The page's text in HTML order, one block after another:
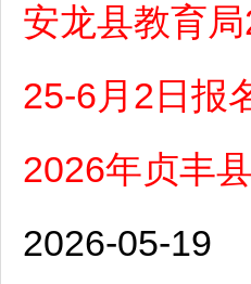
安龙县教育
25-6月2日报
2026年贞丰
2026-05-19